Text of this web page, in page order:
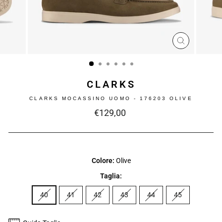
CHIUDI
CLARKS
CLARKS MOCASSINO UOMO - 176203 OLIVE
Prezzo
€129,00
Colore: Olive
Taglia:
40 41 42 43 44 45